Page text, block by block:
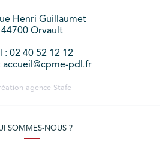
Henri Guillaumet
44700 Orvault
: 02 40 52 12 12
accueil@cpme-pdl.fr
agence Stafe
SOMMES-NOUS ?